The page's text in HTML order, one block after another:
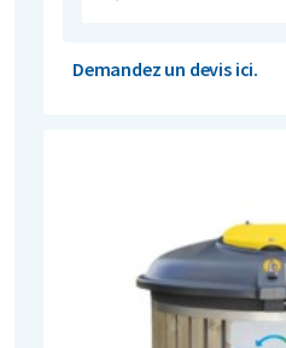
Demandez un devis ici.